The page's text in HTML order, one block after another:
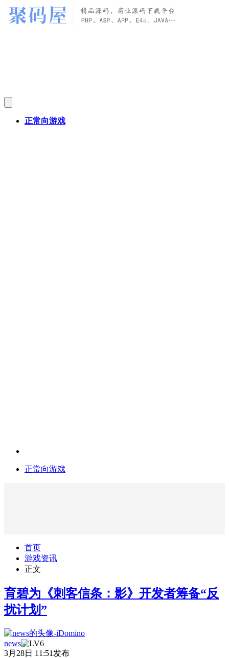
正常向游戏
正常向游戏
首页
游戏资讯
正文
育碧为《刺客信条：影》开发者筹备“反
扰计划”
news
3月28日 11:51发布